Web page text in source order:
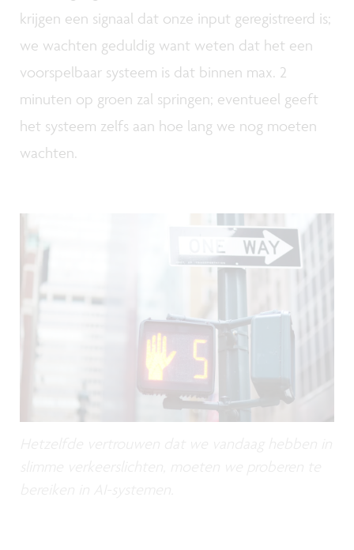
krijgen een signaal dat onze input geregistreerd is;
we wachten geduldig want weten dat het een
voorspelbaar systeem is dat binnen max. 2
minuten op groen zal springen; eventueel geeft
het systeem zelfs aan hoe lang we nog moeten
wachten.